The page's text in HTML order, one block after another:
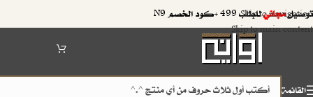
Skip to navigation
Skip to main content
توصيلمجانيللطلب 499 +كود الخصم N9
القائمة